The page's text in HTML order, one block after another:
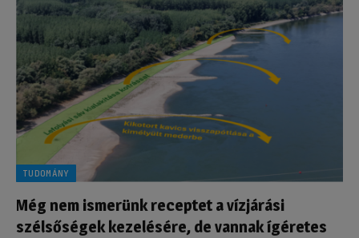
TUDOMÁNY
Még nem ismerünk receptet a vízjárási
szélsőségek kezelésére, de vannak ígéretes